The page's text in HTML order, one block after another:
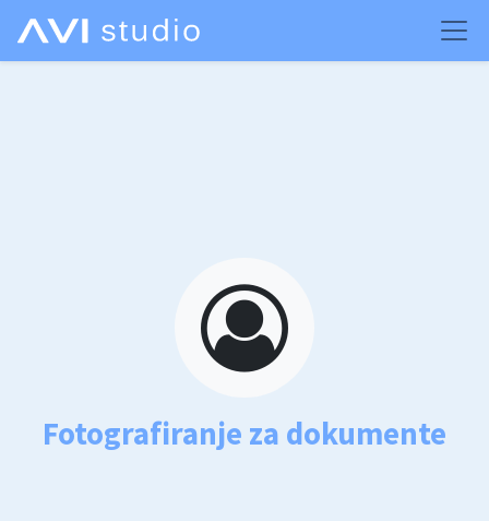
Fotografiranje za dokumente